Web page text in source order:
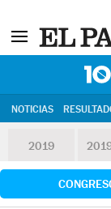
NOTICIAS
2019